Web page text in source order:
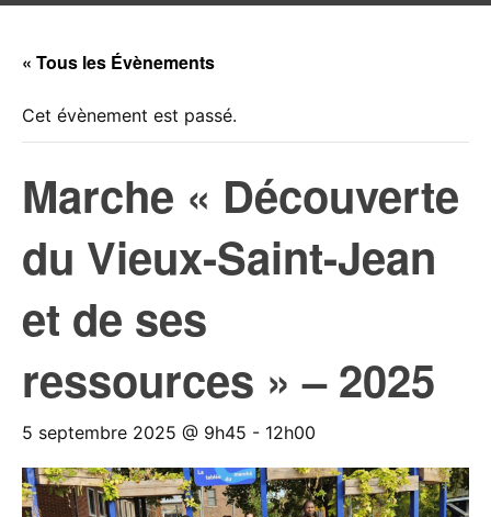
« Tous les Évènements
Cet évènement est passé.
Marche « Découverte
du Vieux-Saint-Jean
et de ses
ressources » – 2025
5 septembre 2025 @ 9h45 - 12h00